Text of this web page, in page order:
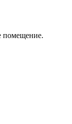
помещение.